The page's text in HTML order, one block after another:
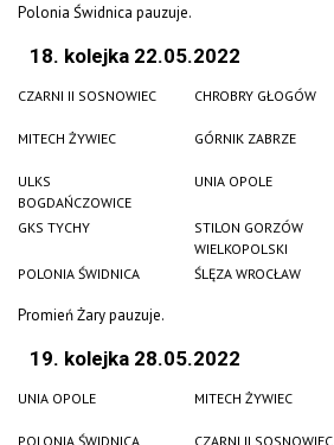
Polonia Świdnica pauzuje.
18. kolejka 22.05.2022
CZARNI II SOSNOWIEC CHROBRY GŁOGÓW
MITECH ŻYWIEC GÓRNIK ZABRZE
ULKS
BOGDAŃCZOWICE
UNIA OPOLE
GKS TYCHY
STILON GORZÓW
WIELKOPOLSKI
POLONIA ŚWIDNICA ŚLĘZA WROCŁAW
Promień Żary pauzuje.
19. kolejka 28.05.2022
UNIA OPOLE MITECH ŻYWIEC
POLONIA ŚWIDNICA CZARNI II SOSNOWIEC